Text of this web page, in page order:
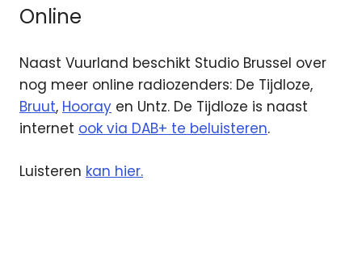
Online
Naast Vuurland beschikt Studio Brussel over
nog meer online radiozenders: De Tijdloze,
Bruut, Hooray en Untz. De Tijdloze is naast
internet ook via DAB+ te beluisteren.
Luisteren kan hier.